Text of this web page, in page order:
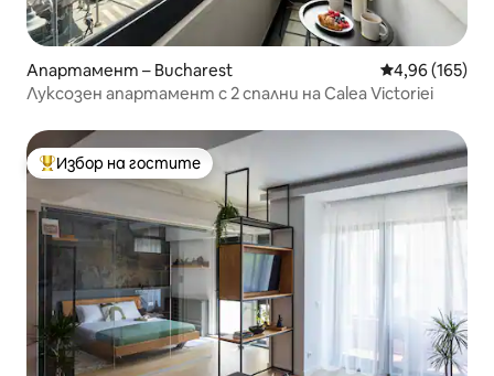
Апартамент – Bucharest Средна
4,96 (165)
Луксозен апартамент с 2 спални на Calea Victoriei
Най-популярен избор на гостите
Избор на гостите